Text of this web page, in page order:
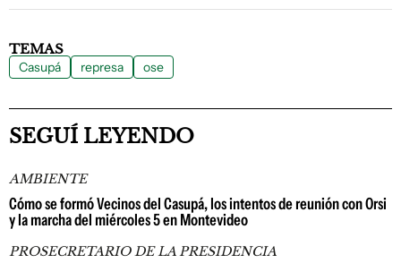
TEMAS
Casupá represa ose
SEGUÍ LEYENDO
AMBIENTE
Cómo se formó Vecinos del Casupá, los intentos de reunión con Orsi
y la marcha del miércoles 5 en Montevideo
PROSECRETARIO DE LA PRESIDENCIA